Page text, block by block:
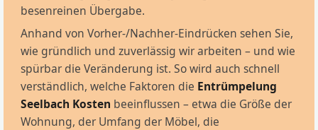
besenreinen Übergabe.
Anhand von Vorher-/Nachher-Eindrücken sehen Sie,
wie gründlich und zuverlässig wir arbeiten – und wie
spürbar die Veränderung ist. So wird auch schnell
verständlich, welche Faktoren die Entrümpelung
Seelbach Kosten beeinflussen – etwa die Größe der
Wohnung, der Umfang der Möbel, die